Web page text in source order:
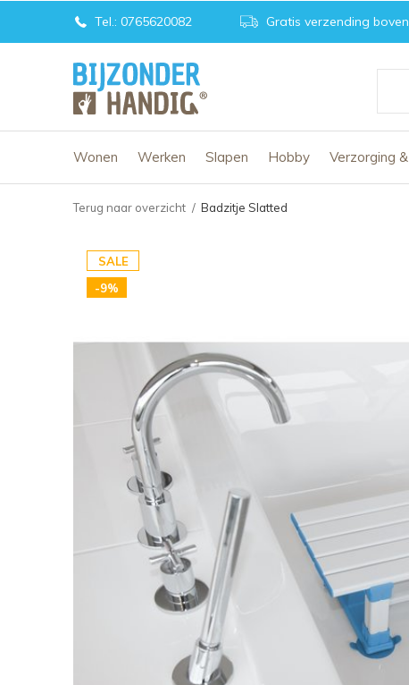
Wonen Werken Slapen Hobby Verzorging
Tel.: 0765620082 Gratis verzending
Terug naar overzicht Badzitje Slatted
SALE
-9%